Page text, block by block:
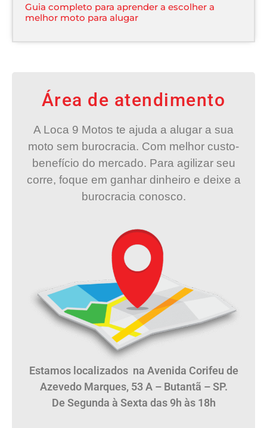
Guia completo para aprender a escolher a
melhor moto para alugar
Área de atendimento
A Loca 9 Motos te ajuda a alugar a sua
moto sem burocracia. Com melhor custo-
benefício do mercado. Para agilizar seu
corre, foque em ganhar dinheiro e deixe a
burocracia conosco.
Estamos localizados na Avenida Corifeu de
Azevedo Marques, 53 A – Butantã – SP.
De Segunda à Sexta das 9h às 18h